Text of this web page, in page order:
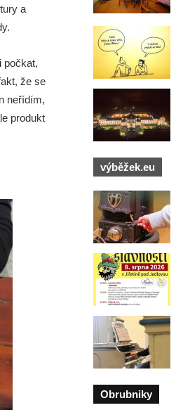
a
počkat,
že se
neřídím,
produkt
výběžek.eu
Obrubniky